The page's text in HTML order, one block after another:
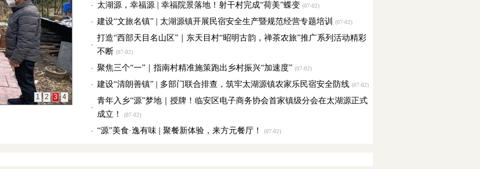
1 2 3
4
· 太湖源，幸福源 | 幸福院景落地！射干村完成“荷美”蝶变 (07-02)
· 建设“文旅名镇” | 太湖源镇开展民宿安全生产暨规范经营专题培训 (07-02)
·
打造“西部天目名山区”｜东天目村“昭明古韵，禅茶农旅”推广系列活动精彩
不断 (07-02)
· 聚焦三个“一”｜指南村精准施策跑出乡村振兴“加速度” (07-02)
· 建设“清朗善镇” | 多部门联合排查，筑牢太湖源镇农家乐民宿安全防线 (07-02)
·
青年入乡“源”梦地｜授牌！临安区电子商务协会首家镇级分会在太湖源正式
成立！
(07-02)
· “源”美食·逸有味 | 聚餐新体验，来方元餐厅！ (07-02)